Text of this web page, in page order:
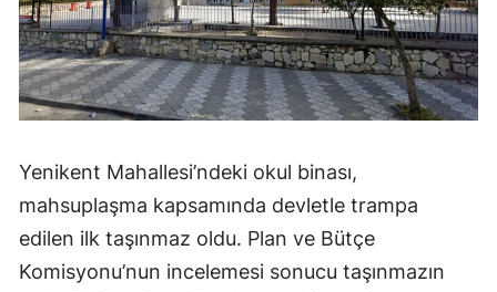
Yenikent Mahallesi’ndeki okul binası,
mahsuplaşma kapsamında devletle trampa
edilen ilk taşınmaz oldu. Plan ve Bütçe
Komisyonu’nun incelemesi sonucu taşınmazın